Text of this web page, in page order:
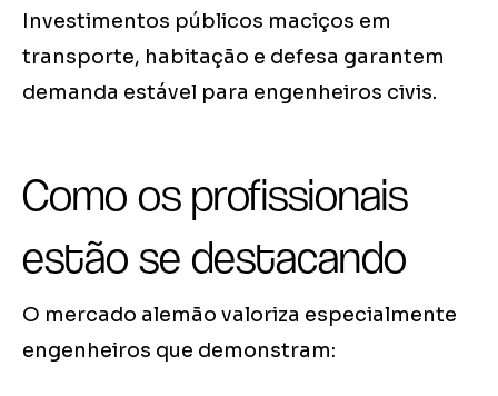
Investimentos públicos maciços em
transporte, habitação e defesa garantem
demanda estável para engenheiros civis.
Como os profissionais
estão se destacando
O mercado alemão valoriza especialmente
engenheiros que demonstram: